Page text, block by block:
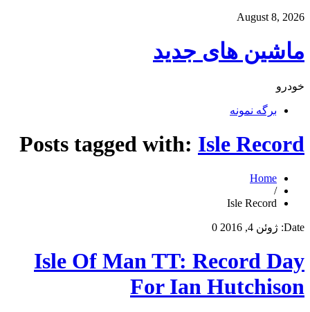
August 8, 2026
ماشین های جدید
خودرو
برگه نمونه
Posts tagged with: Isle Record
Home
/
Isle Record
Date: ژوئن 4, 2016 0
Isle Of Man TT: Record Day
For Ian Hutchison